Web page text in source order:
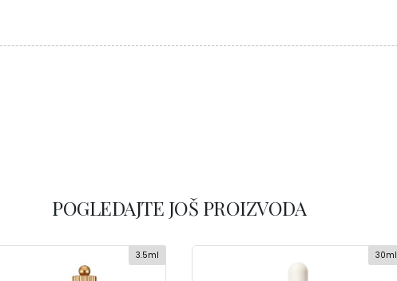
POGLEDAJTE JOŠ PROIZVODA
3.5ml 30ml